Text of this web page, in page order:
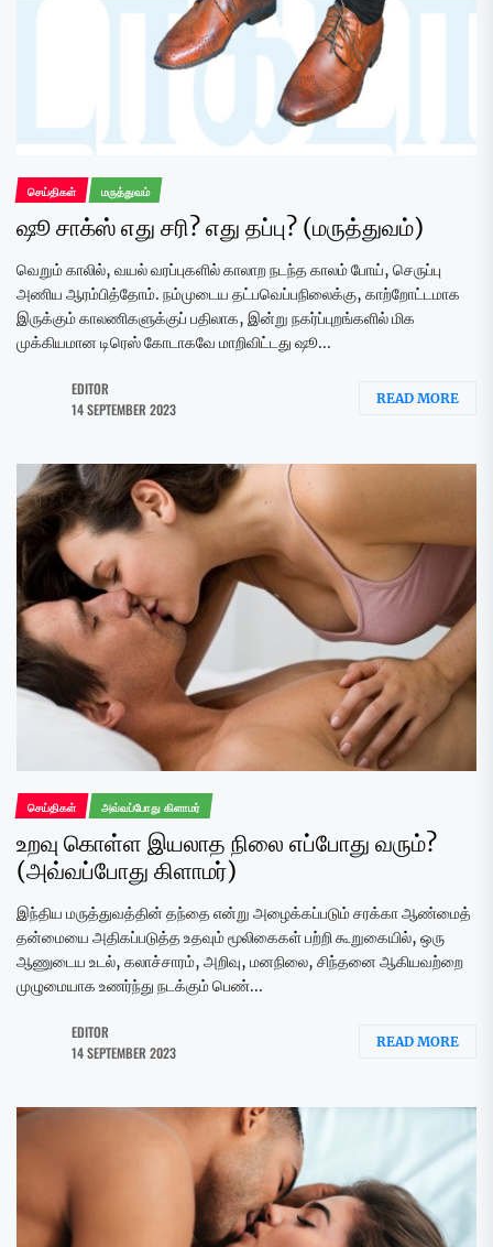
செய்திகள் மருத்துவம்
ஷூ சாக்ஸ் எது சரி? எது தப்பு? (மருத்துவம்)
வெறும் காலில், வயல் வரப்புகளில் காலாற நடந்த காலம் போய், செருப்பு
அணிய ஆரம்பித்தோம். நம்முடைய தட்பவெப்பநிலைக்கு, காற்றோட்டமாக
இருக்கும் காலணிகளுக்குப் பதிலாக, இன்று நகர்ப்புறங்களில் மிக
முக்கியமான டிரெஸ் கோடாகவே மாறிவிட்டது ஷூ...
EDITOR
14 SEPTEMBER 2023
READ MORE
செய்திகள் அவ்வப்போது கிளாமர்
உறவு கொள்ள இயலாத நிலை எப்போது வரும்?
(அவ்வப்போது கிளாமர்)
இந்திய மருத்துவத்தின் தந்தை என்று அழைக்கப்படும் சரக்கா ஆண்மைத்
தன்மையை அதிகப்படுத்த உதவும் மூலிகைகள் பற்றி கூறுகையில், ஒரு
ஆணுடைய உடல், கலாச்சாரம், அறிவு, மனநிலை, சிந்தனை ஆகியவற்றை
முழுமையாக உணர்ந்து நடக்கும் பெண்...
EDITOR
14 SEPTEMBER 2023
READ MORE